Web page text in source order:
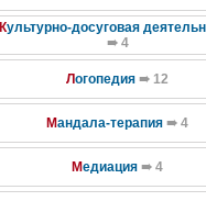
Культурно-досуговая
➠ 4
Логопедия ➠ 12
Мандала-терапия ➠ 4
Медиация ➠ 4